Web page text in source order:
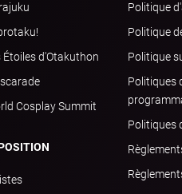
Étoiles d'Otakuthon
Cosplay Summit
Politique
Politique
Politique
Politiques
Politiques